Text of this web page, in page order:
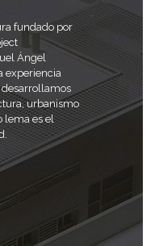
fundado por
Ángel
experiencia
desarrollamos
urbanismo
lema es el